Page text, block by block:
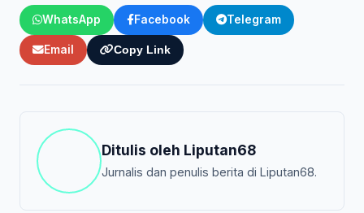
WhatsApp Facebook Telegram
Email Copy Link
Ditulis oleh Liputan68
Jurnalis dan penulis berita di Liputan68.